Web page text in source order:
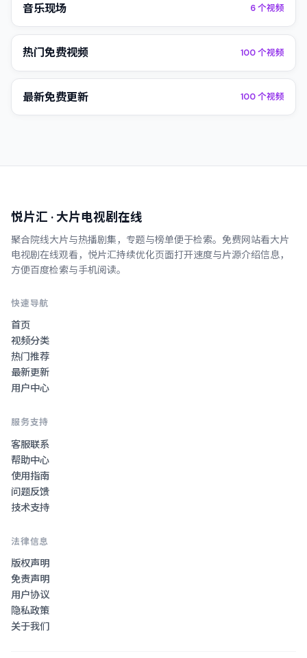
音乐现场 6个视频
热门免费视频 100个视频
最新免费更新 100个视频
悦片汇 · 大片电视剧在线
聚合院线大片与热播剧集，专题与榜单便于检索。 免费网站看大片
电视剧在线观看 ， 悦片汇持续优化页面打开速度与片源介绍信息，
方便百度检索与手机阅读。
快速导航
首页
视频分类
热门推荐
最新更新
用户中心
服务支持
客服联系
帮助中心
使用指南
问题反馈
技术支持
法律信息
版权声明
免责声明
用户协议
隐私政策
关于我们